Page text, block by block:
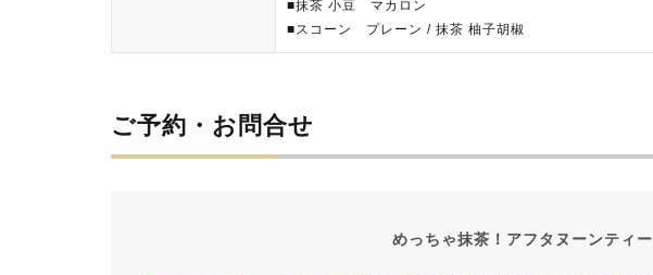
■抹茶 小豆 マカロン
■スコーン プレーン / 抹茶 柚子胡椒
ご予約・お問合せ
めっちゃ抹茶！アフタヌーンティー